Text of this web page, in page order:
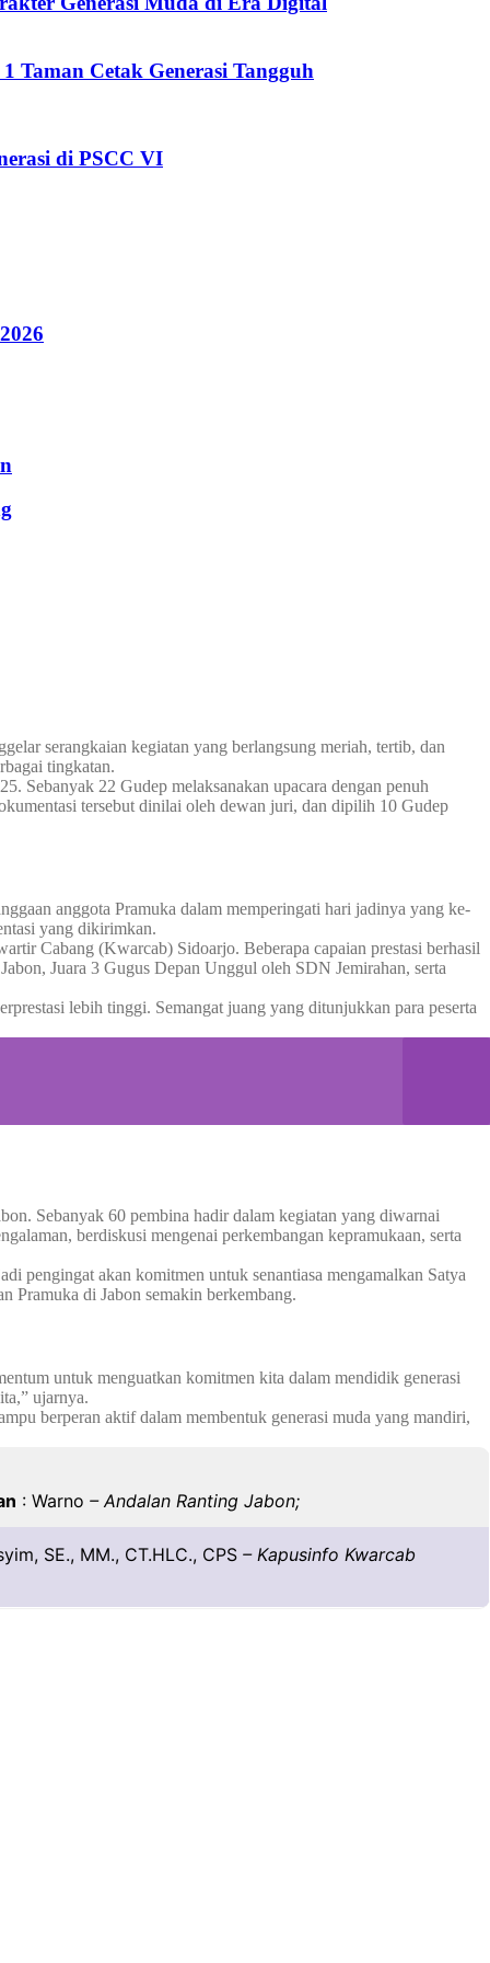
Taman Cetak Generasi Tangguh
di PSCC VI
serangkaian kegiatan yang berlangsung meriah, tertib, dan
tingkatan.
Sebanyak 22 Gudep melaksanakan upacara dengan penuh
tersebut dinilai oleh dewan juri, dan dipilih 10 Gudep
anggota Pramuka dalam memperingati hari jadinya yang ke-
yang dikirimkan.
Cabang (Kwarcab) Sidoarjo. Beberapa capaian prestasi berhasil
Juara 3 Gugus Depan Unggul oleh SDN Jemirahan, serta
lebih tinggi. Semangat juang yang ditunjukkan para peserta
Sebanyak 60 pembina hadir dalam kegiatan yang diwarnai
berdiskusi mengenai perkembangan kepramukaan, serta
pengingat akan komitmen untuk senantiasa mengamalkan Satya
Pramuka di Jabon semakin berkembang.
untuk menguatkan komitmen kita dalam mendidik generasi
ujarnya.
berperan aktif dalam membentuk generasi muda yang mandiri,
: Warno – Andalan Ranting Jabon;
SE., MM., CT.HLC., CPS – Kapusinfo Kwarcab